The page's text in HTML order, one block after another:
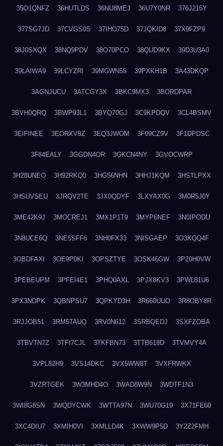
35O1QNFZ 36HUTLDS 36NU8MEJ 36U7Y0NR 376J215Y
377SG7JD 37CVGS0S 37IHO75D 37JQKID8 37X9FZP9
38J0SXQX 38NQ9PDV 38O70PCO 38QUD9KX 39D3U3A0
39LAIWA9 39LCYZRI 39MGWN55 39PXKH1B 3A43DKQP
3AGNJUCU 3ATCGY3X 3BKC9MX3 3BORDPAR
3BVH0QRQ 3BWP93L1 3BYQ70GJ 3C9KPDQV 3CL4BSMV
3EIFINEE 3EORXV8Z 3EQ3JWOM 3F09CZ9V 3F1DPDSC
3F84EALY 3GGDN4OR 3GKCN4NY 3GVOCWRP
3H28UNEO 3H92RKQ0 3HG56NHN 3HHJ1KQM 3HSTLPXX
3HSUVSEU 3JRQV2TE 3JX0QDYF 3LXYAX0G 3M0R5J0Y
3ME42K9J 3MOCREJ1 3MX1P1T9 3MYP6NEF 3N0IPODU
3N8UCE6Q 3NE5SFF6 3NH0FX33 3NISGAEP 3O3KQQ4F
3OBDFAXI 3OE9P0KI 3OPSZTYE 3OSK46GW 3P20H0VW
3PEBEUPM 3PFEI4E1 3PHQ0AXL 3PJX8KV3 3PWL81U6
3PX3NDPK 3QBNPSU7 3QPKYD3H 3R660UUO 3R8OBY8R
3RJJOB51 3RM5TAUQ 3RV0N612 3SRBQEDJ 3SXFZOBA
3TBVTN7Z 3TFI7CJL 3TKFBN73 3TTB618D 3TVMVY4A
3VPL82H9 3VS14DKC 3VX5WW8T 3VXFRWKX
3VZRTGEK 3W3MHD4O 3WAD8W9N 3WDTF1N3
3WI8G8SN 3WQDYCWK 3WTTA97N 3WU70G19 3X71FE60
3XC4DIU7 3XMIH0VI 3XMLLD4K 3XWW9P5D 3Y2Z2FMH